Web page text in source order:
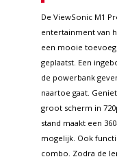
De ViewSonic M1
entertainment van
een mooie
geplaatst. Een
de powerbank
naartoe gaat.
groot scherm in
stand maakt een
mogelijk. Ook
combo. Zodra de